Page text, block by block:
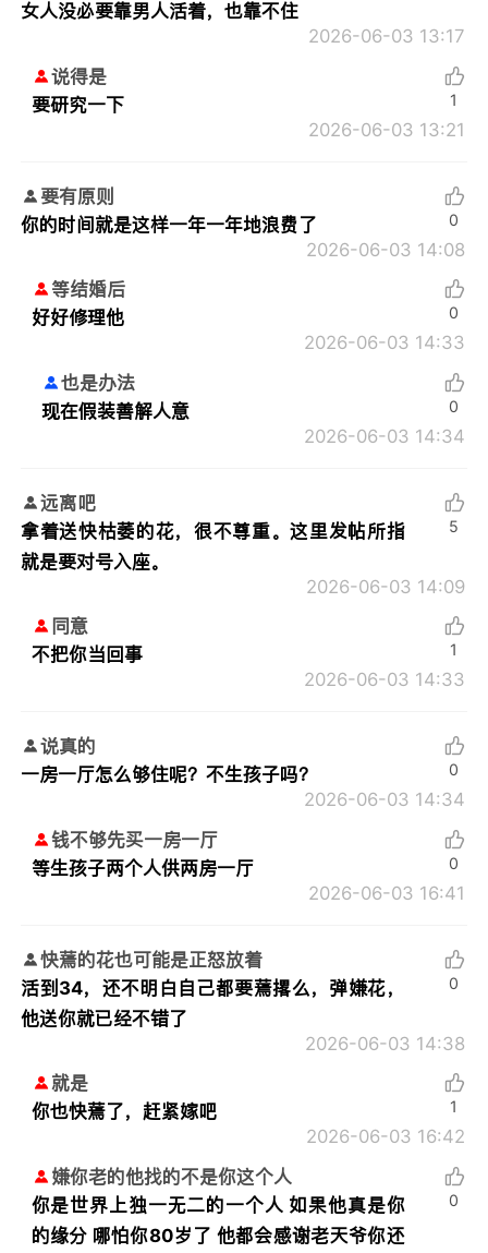
女人没必要靠男人活着，也靠不住
2026-06-03 13:17
说得是
要研究一下
2026-06-03 13:21
1
要有原则
你的时间就是这样一年一年地浪费了
2026-06-03 14:08
0
等结婚后
好好修理他
2026-06-03 14:33
0
也是办法
现在假装善解人意
2026-06-03 14:34
0
远离吧
拿着送快枯萎的花，很不尊重。这里发帖所指
就是要对号入座。
2026-06-03 14:09
5
同意
不把你当回事
2026-06-03 14:33
1
说真的
一房一厅怎么够住呢？不生孩子吗？
2026-06-03 14:34
0
钱不够先买一房一厅
等生孩子两个人供两房一厅
2026-06-03 16:41
0
快蔫的花也可能是正怒放着
活到34，还不明白自己都要蔫撂么，弹嫌花，
他送你就已经不错了
2026-06-03 14:38
0
就是
你也快蔫了，赶紧嫁吧
2026-06-03 16:42
1
嫌你老的他找的不是你这个人
你是世界上独一无二的一个人 如果他真是你
的缘分 哪怕你80岁了 他都会感谢老天爷你还
0